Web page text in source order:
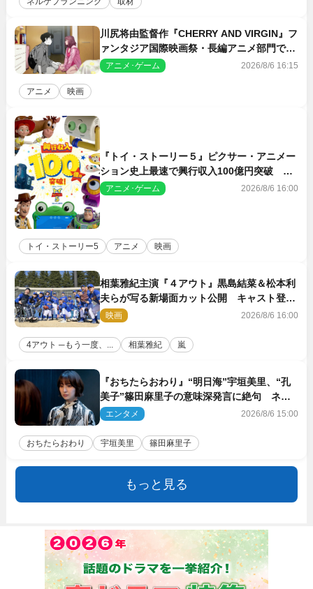
川尻将由監督作『CHERRY AND VIRGIN』フ
ァンタジア国際映画祭・長編アニメ部門で観
客賞・金賞受賞！
アニメ･ゲーム 2026/8/6 16:15
アニメ 映画
『トイ・ストーリー５』ピクサー・アニメー
ション史上最速で興行収入100億円突破 シ
リーズNo.1興収が目前
アニメ･ゲーム 2026/8/6 16:00
トイ・ストーリー5 アニメ 映画
相葉雅紀主演『４アウト』黒島結菜＆松本利
夫らが写る新場面カット公開 キャスト登壇
イベントも決定
映画 2026/8/6 16:00
4アウト ─もう一度、... 相葉雅紀 嵐
『おちたらおわり』“明日海”宇垣美里、“孔
美子”篠田麻里子の意味深発言に絶句 ネッ
ト驚き「まさか」「意外な展開」
エンタメ 2026/8/6 15:00
おちたらおわり 宇垣美里 篠田麻里子
もっと見る